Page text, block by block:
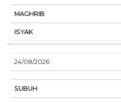
24/08/2026